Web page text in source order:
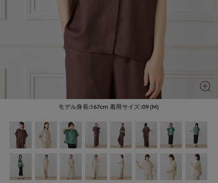
モデル身長:167cm 着用サイズ:09(M)